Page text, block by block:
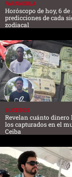
FARANDULA
Horóscopo de hoy, 6 de
predicciones de cada
zodiacal
SUCESOS
Revelan cuánto dinero
los capturados en el
Ceiba